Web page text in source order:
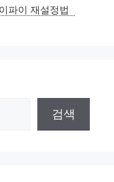
파이 재설정법
검색